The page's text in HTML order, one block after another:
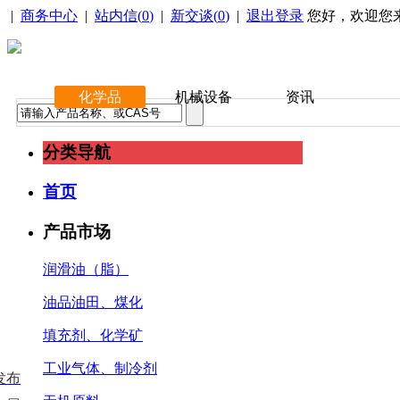
| 商务中心 | 站内信(0) | 新交谈(0) | 退出登录 您好，欢迎您
化学品 机械设备 资讯
分类导航
首页
产品市场
润滑油（脂）
油品油田、煤化
填充剂、化学矿
工业气体、制冷剂
布